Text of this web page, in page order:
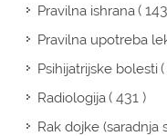
Pravilna ishrana(
Pravilna upotreba
Psihijatrijske bolesti
Radiologija( 431 )
Rak dojke (saradnja